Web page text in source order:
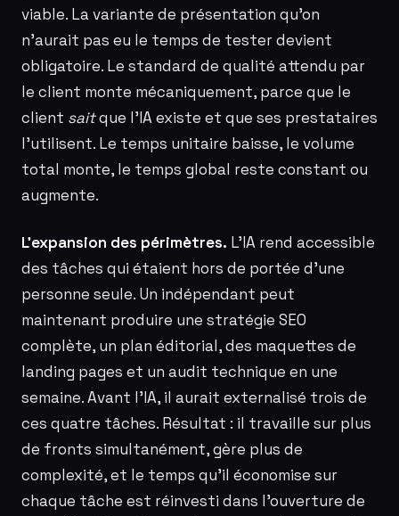
viable. La variante de présentation qu’on
n’aurait pas eu le temps de tester devient
obligatoire. Le standard de qualité attendu par
le client monte mécaniquement, parce que le
client saitque l’IA existe et que ses prestataires
l’utilisent. Le temps unitaire baisse, le volume
total monte, le temps global reste constant ou
augmente.
L’expansion des périmètres. L’IA rend accessible
des tâches qui étaient hors de portée d’une
personne seule. Un indépendant peut
maintenant produire une stratégie SEO
complète, un plan éditorial, des maquettes de
landing pages et un audit technique en une
semaine. Avant l’IA, il aurait externalisé trois de
ces quatre tâches. Résultat : il travaille sur plus
de fronts simultanément, gère plus de
complexité, et le temps qu’il économise sur
chaque tâche est réinvesti dans l’ouverture de